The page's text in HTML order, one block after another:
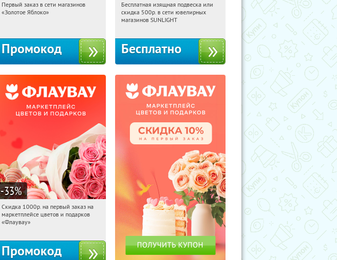
15:33:28
Получи первым!
Первый заказ в сети магазинов
«Золотое Яблоко»
Промокод
15:33:28 Получили:
Россия
Бесплатная изящная подвеска или
скидка 500р. в сети ювелирных
магазинов SUNLIGHT
Бесплатно
-33%
15:33:28 Получили:
Россия
Скидка 1000р. на первый заказ на
маркетплейсе цветов и подарков
«Флаувау»
Промокод